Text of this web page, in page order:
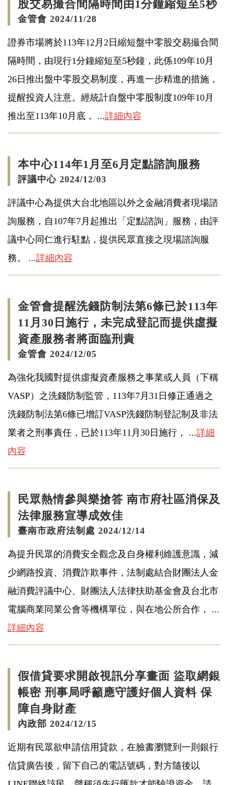
股交易撮合間隔時間由1分鐘縮短至5秒
金管會 2024/11/28
證券市場將於113年12月2日縮短盤中零股交易撮合間
隔時間，由現行1分鐘縮短至5秒鐘，此係109年10月
26日推出盤中零股交易制度，再進一步精進的措施，
提醒投資人注意。經統計自盤中零股制度109年10月
推出至113年10月底， ...詳細內容
本中心114年1月至6月定點諮詢服務
評議中心 2024/12/03
評議中心為提供大台北地區以外之金融消費者現場諮
詢服務，自107年7月起推出「定點諮詢」服務，由評
議中心同仁進行駐點，提供民眾直接之現場諮詢服
務。 ...詳細內容
金管會提醒洗錢防制法第6條已於113年
11月30日施行，未完成登記而提供虛擬
資產服務者將面臨刑責
金管會 2024/12/05
為強化我國對提供虛擬資產服務之事業或人員（下稱
VASP）之洗錢防制監管，113年7月31日修正通過之
洗錢防制法第6條已增訂VASP洗錢防制登記制及非法
業者之刑事責任，已於113年11月30日施行， ...詳細
內容
民眾熱情參與樂搶答 南市府社區消保及
法律服務宣導成效佳
臺南市政府法制處 2024/12/14
為提升民眾的消費安全觀念及自身權利維護意識，減
少網路投資、消費詐欺事件，法制處結合財團法人金
融消費評議中心、財團法人法律扶助基金會及台北市
電腦商業同業公會等機構單位，與在地公所合作， ...
詳細內容
假借貸要求開啟視訊分享畫面 盜取網銀
帳密 刑事局呼籲應守護好個人資料 保
障自身財產
內政部 2024/12/15
近期有民眾欲申請信用貸款，在臉書瀏覽到一則銀行
信貸廣告後，留下自己的電話號碼，對方隨後以